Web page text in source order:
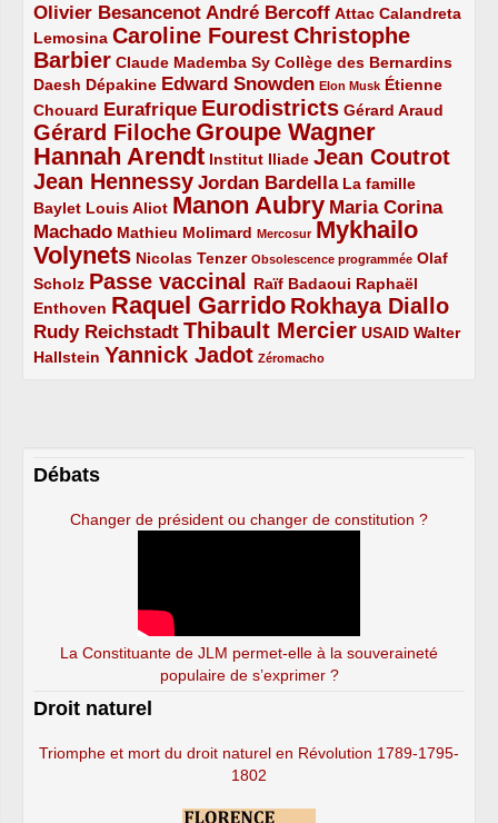
Olivier Besancenot
3/5 André Bercoff
3/5 Attac
2/5
Calandreta
Lemosina
2/5 Caroline Fourest
4/5
Christophe
Barbier
4/5 Claude Mademba Sy
2/5 Collège des Bernardins
2/5
Daesh
2/5 Dépakine
2/5 Edward Snowden
3/5 Elon Musk
1/5
Étienne
Chouard
2/5 Eurafrique
3/5 Eurodistricts
4/5 Gérard Araud
2/5
Gérard Filoche
4/5 Groupe Wagner
5/5
Hannah Arendt
5/5 Institut Iliade
2/5 Jean Coutrot
4/5
Jean Hennessy
4/5 Jordan Bardella
3/5
La famille
Baylet
2/5 Louis Aliot
2/5 Manon Aubry
5/5
Maria Corina
Machado
3/5 Mathieu Molimard
2/5 Mercosur
1/5
Mykhailo
Volynets
5/5 Nicolas Tenzer
2/5 Obsolescence programmée
1/5
Olaf
Scholz
2/5 Passe vaccinal
4/5 Raïf Badaoui
2/5
Raphaël
Enthoven
2/5 Raquel Garrido
5/5 Rokhaya Diallo
4/5
Rudy Reichstadt
3/5 Thibault Mercier
4/5 USAID
2/5
Walter
Hallstein
2/5 Yannick Jadot
4/5 Zéromacho
1/5
Débats
Changer de président ou changer de constitution ?
La Constituante de JLM permet-elle à la souveraineté
populaire de s’exprimer ?
Droit naturel
Triomphe et mort du droit naturel en Révolution 1789-1795-
1802